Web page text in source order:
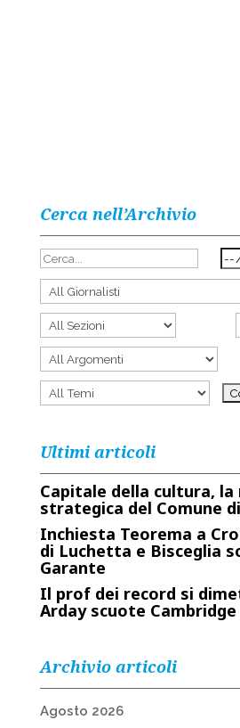
Cerca nell’Archivio
Ultimi articoli
Capitale della cultura,
strategica del Comune
Inchiesta Teorema a
di Luchetta e Bisceglia
Garante
Il prof dei record si
Arday scuote Cambridge
Archivio articoli
Agosto 2026